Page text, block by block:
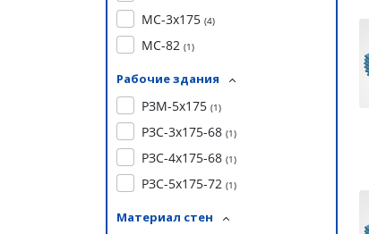
МС-3х175 (4)
МС-82 (1)
Рабочие здания
РЗМ-5х175 (1)
РЗС-3х175-68 (1)
РЗС-4х175-68 (1)
РЗС-5х175-72 (1)
Материал стен